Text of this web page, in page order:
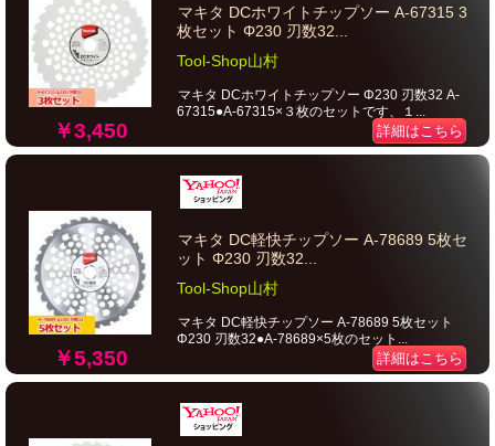
￥3,450
マキタ DCホワイトチップソー A-67315 3
枚セット Φ230 刃数32...
Tool-Shop山村
マキタ DCホワイトチップソー Φ230 刃数32 A-
67315●A-67315×３枚のセットです、１...
詳細はこちら
￥5,350
マキタ DC軽快チップソー A-78689 5枚セ
ット Φ230 刃数32...
Tool-Shop山村
マキタ DC軽快チップソー A-78689 5枚セット
Φ230 刃数32●A-78689×5枚のセット...
詳細はこちら